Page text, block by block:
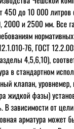
450 до 10 000 литров
2000 и 2500 мм. Все
76, ГОСТ
4,5,6,10),
в стандартном
клапан, уровнемер,
жидкой фазы)
В зависимости от
арматура может